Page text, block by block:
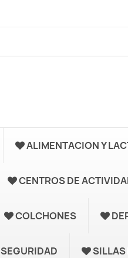
ALIMENTACION Y
CENTROS DE
COLCHONES
SEGURIDAD SILLAS